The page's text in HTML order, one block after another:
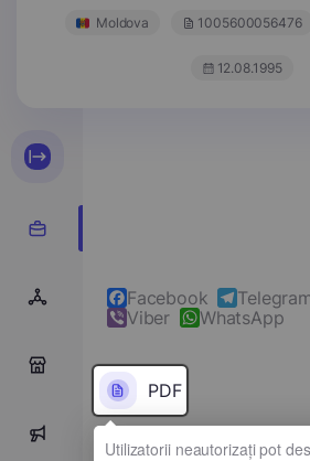
Moldova 1005600056476
12.08.1995
Facebook
Viber
WhatsApp
PDF